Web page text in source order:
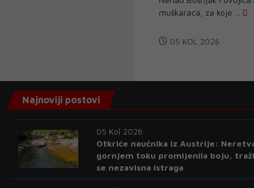
muškaraca, za koje ...
05 KOL 2026
Najnoviji postovi
05 Kol 2026
Otkriće naučnika iz Austrije:
gornjem toku promijenila boju, traži
se nezavisna istraga